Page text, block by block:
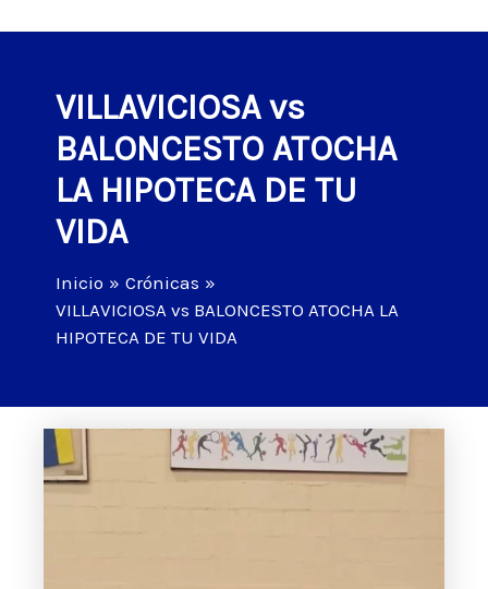
VILLAVICIOSA vs
BALONCESTO ATOCHA
LA HIPOTECA DE TU
VIDA
Inicio
Crónicas
VILLAVICIOSA vs BALONCESTO ATOCHA LA
HIPOTECA DE TU VIDA